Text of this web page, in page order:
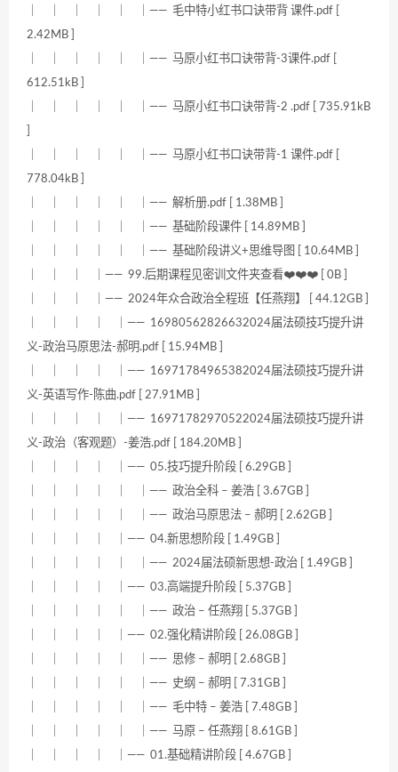
｜ ｜ ｜ ｜ ｜ ｜—— 毛中特小红书口诀带背 课件.pdf [
2.42MB ]
｜ ｜ ｜ ｜ ｜ ｜—— 马原小红书口诀带背-3课件.pdf [
612.51kB ]
｜ ｜ ｜ ｜ ｜ ｜—— 马原小红书口诀带背-2 .pdf [ 735.91kB
｜ ｜ ｜ ｜ ｜ ｜—— 马原小红书口诀带背-1 课件.pdf [
778.04kB ]
｜ ｜ ｜ ｜ ｜ ｜—— 解析册.pdf [ 1.38MB ]
｜ ｜ ｜ ｜ ｜ ｜—— 基础阶段课件 [ 14.89MB ]
｜ ｜ ｜ ｜ ｜ ｜—— 基础阶段讲义+思维导图 [ 10.64MB ]
｜ ｜ ｜ ｜—— 99.后期课程见密训文件夹查看❤️❤️❤️ [ 0B ]
｜ ｜ ｜ ｜—— 2024年众合政治全程班【任燕翔】 [ 44.12GB ]
｜ ｜ ｜ ｜ ｜—— 16980562826632024届法硕技巧提升讲
义-政治马原思法-郝明.pdf [ 15.94MB ]
｜ ｜ ｜ ｜ ｜—— 16971784965382024届法硕技巧提升讲
义-英语写作-陈曲.pdf [ 27.91MB ]
｜ ｜ ｜ ｜ ｜—— 16971782970522024届法硕技巧提升讲
义-政治（客观题）-姜浩.pdf [ 184.20MB ]
｜ ｜ ｜ ｜ ｜—— 05.技巧提升阶段 [ 6.29GB ]
｜ ｜ ｜ ｜ ｜ ｜—— 政治全科 – 姜浩 [ 3.67GB ]
｜ ｜ ｜ ｜ ｜ ｜—— 政治马原思法 – 郝明 [ 2.62GB ]
｜ ｜ ｜ ｜ ｜—— 04.新思想阶段 [ 1.49GB ]
｜ ｜ ｜ ｜ ｜ ｜—— 2024届法硕新思想-政治 [ 1.49GB ]
｜ ｜ ｜ ｜ ｜—— 03.高端提升阶段 [ 5.37GB ]
｜ ｜ ｜ ｜ ｜ ｜—— 政治 – 任燕翔 [ 5.37GB ]
｜ ｜ ｜ ｜ ｜—— 02.强化精讲阶段 [ 26.08GB ]
｜ ｜ ｜ ｜ ｜ ｜—— 思修 – 郝明 [ 2.68GB ]
｜ ｜ ｜ ｜ ｜ ｜—— 史纲 – 郝明 [ 7.31GB ]
｜ ｜ ｜ ｜ ｜ ｜—— 毛中特 – 姜浩 [ 7.48GB ]
｜ ｜ ｜ ｜ ｜ ｜—— 马原 – 任燕翔 [ 8.61GB ]
｜ ｜ ｜ ｜ ｜—— 01.基础精讲阶段 [ 4.67GB ]